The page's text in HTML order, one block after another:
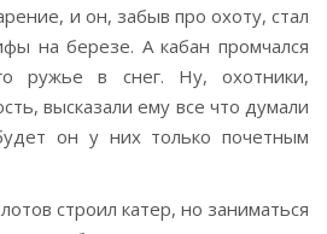
и он, забыв про охоту, стал
на березе. А кабан промчался
ружье в снег. Ну, охотники,
высказали ему все что думали
он у них только почетным
строил катер, но заниматься